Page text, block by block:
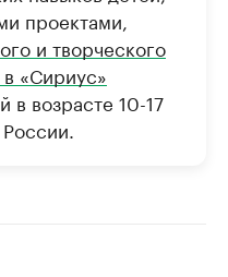
проектами,
и творческого
«Сириус»
возрасте 10-17